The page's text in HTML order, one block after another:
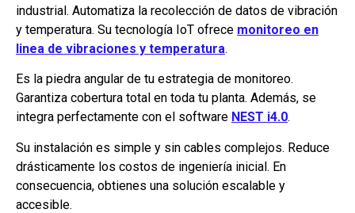
industrial. Automatiza la recolección de datos de vibración
y temperatura. Su tecnología IoT ofrece monitoreo en
linea de vibraciones y temperatura.
Es la piedra angular de tu estrategia de monitoreo.
Garantiza cobertura total en toda tu planta. Además, se
integra perfectamente con el software NEST i4.0.
Su instalación es simple y sin cables complejos. Reduce
drásticamente los costos de ingeniería inicial. En
consecuencia, obtienes una solución escalable y
accesible.